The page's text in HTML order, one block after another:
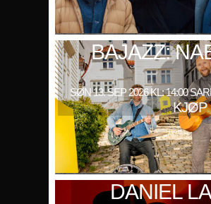
BAJAZZ:
SØN 13. SEP 2026 KL: 14:00
KJØP
DANIEL